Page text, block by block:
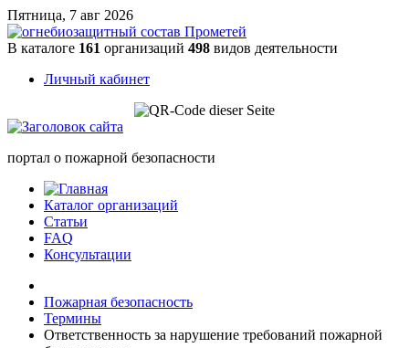
Пятница, 7 авг 2026
В каталоге 161 организаций 498 видов деятельности
Личный кабинет
портал о пожарной безопасности
Каталог организаций
Статьи
FAQ
Консультации
Пожарная безопасность
Термины
Ответственность за нарушение требований пожарной